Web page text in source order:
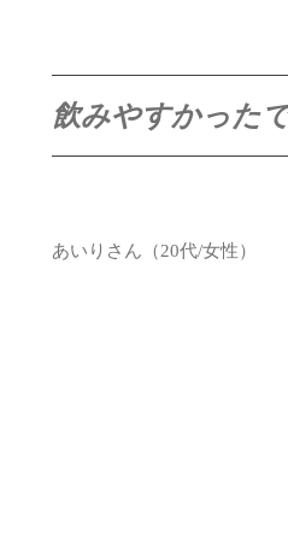
飲みやすかった
あいりさん（20代/女性）